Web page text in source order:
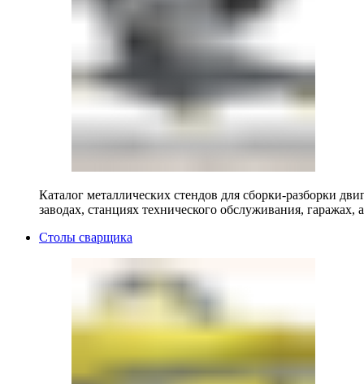
Каталог металлических стендов для сборки-разборки
заводах, станциях технического обслуживания, гаражах,
Столы сварщика